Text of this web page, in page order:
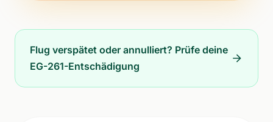
Flug verspätet oder annulliert? Prüfe deine
EG-261-Entschädigung